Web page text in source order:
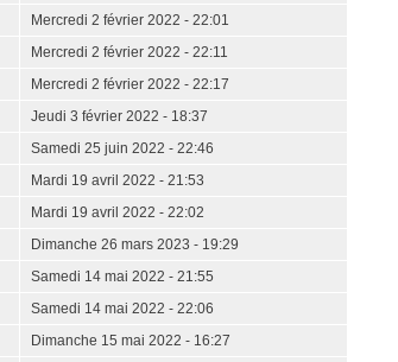
Mercredi 2 février 2022 - 22:01
Mercredi 2 février 2022 - 22:11
Mercredi 2 février 2022 - 22:17
Jeudi 3 février 2022 - 18:37
Samedi 25 juin 2022 - 22:46
Mardi 19 avril 2022 - 21:53
Mardi 19 avril 2022 - 22:02
Dimanche 26 mars 2023 - 19:29
Samedi 14 mai 2022 - 21:55
Samedi 14 mai 2022 - 22:06
Dimanche 15 mai 2022 - 16:27